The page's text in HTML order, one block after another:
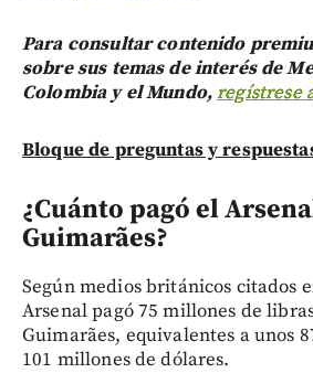
Para consultar contenido
sobre sus temas de interés de
Colombia y el Mundo,regístrese
Bloque de preguntas y
¿Cuánto pagó el
Guimarães?
Según medios británicos citados
Arsenal pagó 75 millones de
Guimarães, equivalentes a unos
101 millones de dólares.